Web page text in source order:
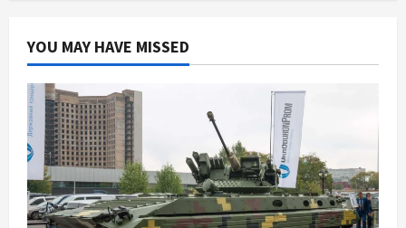
YOU MAY HAVE MISSED